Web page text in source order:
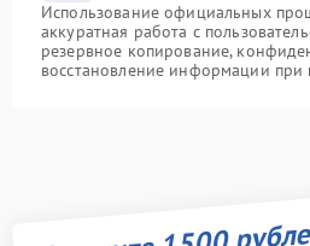
Использование официальных
аккуратная работа с
резервное копирование,
восстановление информации при